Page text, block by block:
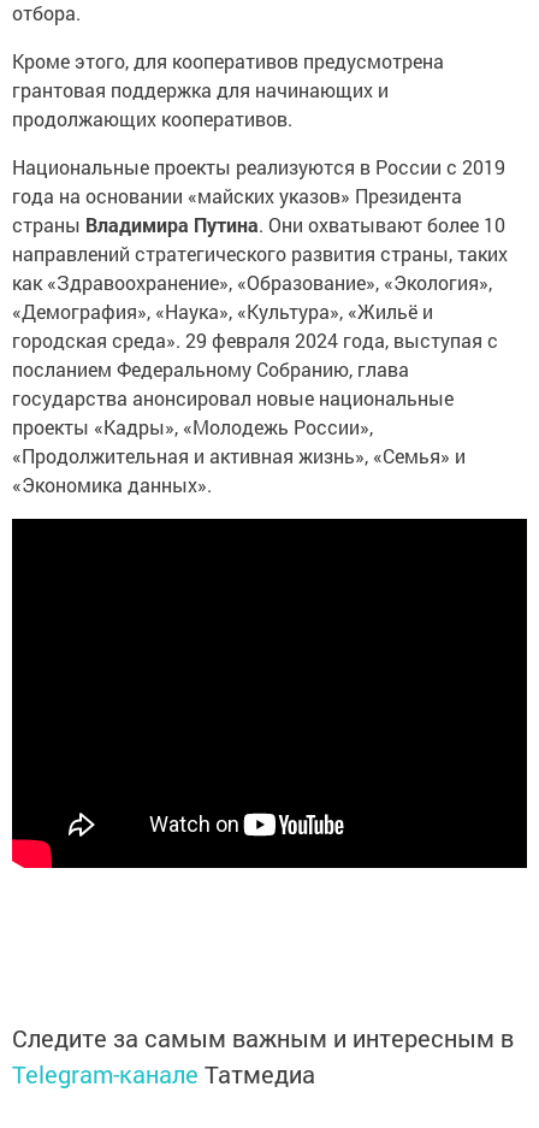
отбора.
Кроме этого, для кооперативов предусмотрена
грантовая поддержка для начинающих и
продолжающих кооперативов.
Национальные проекты реализуются в России с 2019
года на основании «майских указов» Президента
страны Владимира Путина. Они охватывают более 10
направлений стратегического развития страны, таких
как «Здравоохранение», «Образование», «Экология»,
«Демография», «Наука», «Культура», «Жильё и
городская среда». 29 февраля 2024 года, выступая с
посланием Федеральному Собранию, глава
государства анонсировал новые национальные
проекты «Кадры», «Молодежь России»,
«Продолжительная и активная жизнь», «Семья» и
«Экономика данных».
Следите за самым важным и интересным в
Telegram-канале Татмедиа